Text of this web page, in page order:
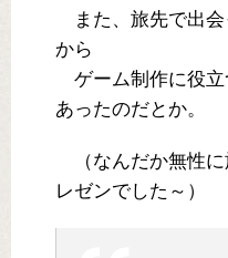
また、旅先で出会
から
ゲーム制作に役立
あったのだとか。
（なんだか無性に
レゼンでした～）